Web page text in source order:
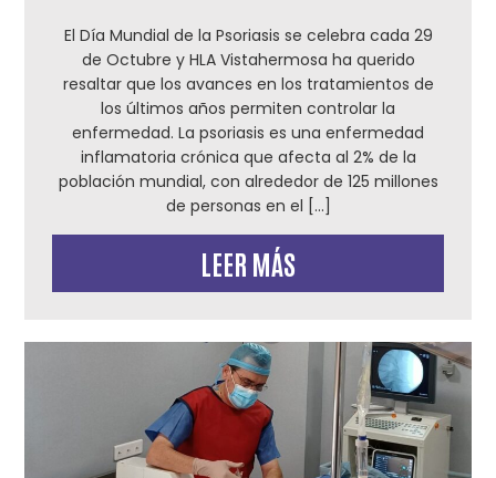
El Día Mundial de la Psoriasis se celebra cada 29
de Octubre y HLA Vistahermosa ha querido
resaltar que los avances en los tratamientos de
los últimos años permiten controlar la
enfermedad. La psoriasis es una enfermedad
inflamatoria crónica que afecta al 2% de la
población mundial, con alrededor de 125 millones
de personas en el […]
LEER MÁS